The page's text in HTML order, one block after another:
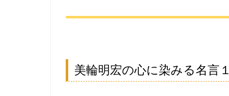
美輪明宏の心に染みる名言１